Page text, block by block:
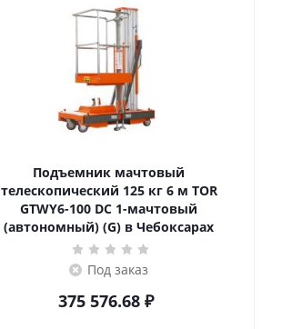
Подъемник мачтовый
телескопический 125 кг 6 м TOR
GTWY6-100 DC 1-мачтовый
(автономный) (G) в Чебоксарах
Под заказ
375 576.68₽